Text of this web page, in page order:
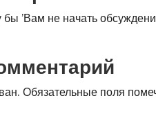
’Вам не начать
Обязательные поля